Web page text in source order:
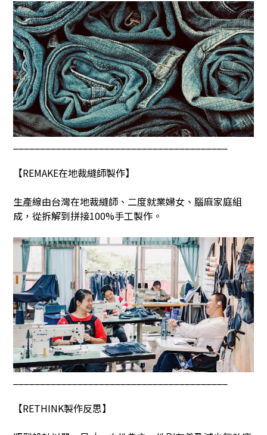
【REMAKE在地裁縫師製作】
生產線由台灣在地裁縫師、二度就業婦女、腦麻家庭組
成，從拆解到拼接100%手工製作。
【RETHINK製作反思】